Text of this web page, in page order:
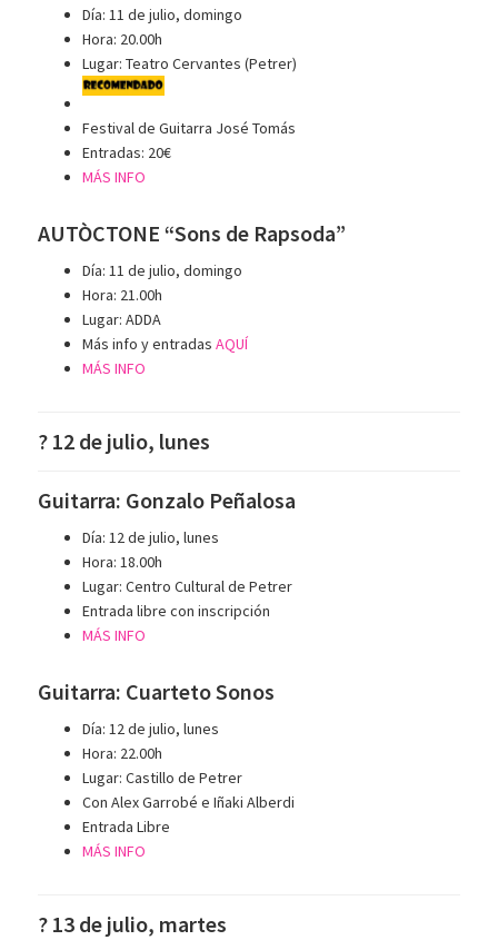
Día: 11 de julio, domingo
Hora: 20.00h
Lugar: Teatro Cervantes (Petrer)
Festival de Guitarra José Tomás
Entradas: 20€
MÁS INFO
AUTÒCTONE “Sons de Rapsoda”
Día: 11 de julio, domingo
Hora: 21.00h
Lugar: ADDA
Más info y entradasAQUÍ
MÁS INFO
? 12 de julio, lunes
Guitarra: Gonzalo Peñalosa
Día: 12 de julio, lunes
Hora: 18.00h
Lugar: Centro Cultural de Petrer
Entrada libre con inscripción
MÁS INFO
Guitarra: Cuarteto Sonos
Día: 12 de julio, lunes
Hora: 22.00h
Lugar: Castillo de Petrer
Con Alex Garrobé e Iñaki Alberdi
Entrada Libre
MÁS INFO
? 13 de julio, martes